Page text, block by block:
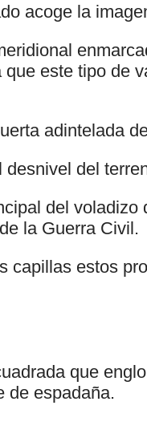
acoge la
este tipo de
adintelada
del
del voladizo
la Guerra Civil.
capillas estos
que
de espadaña.